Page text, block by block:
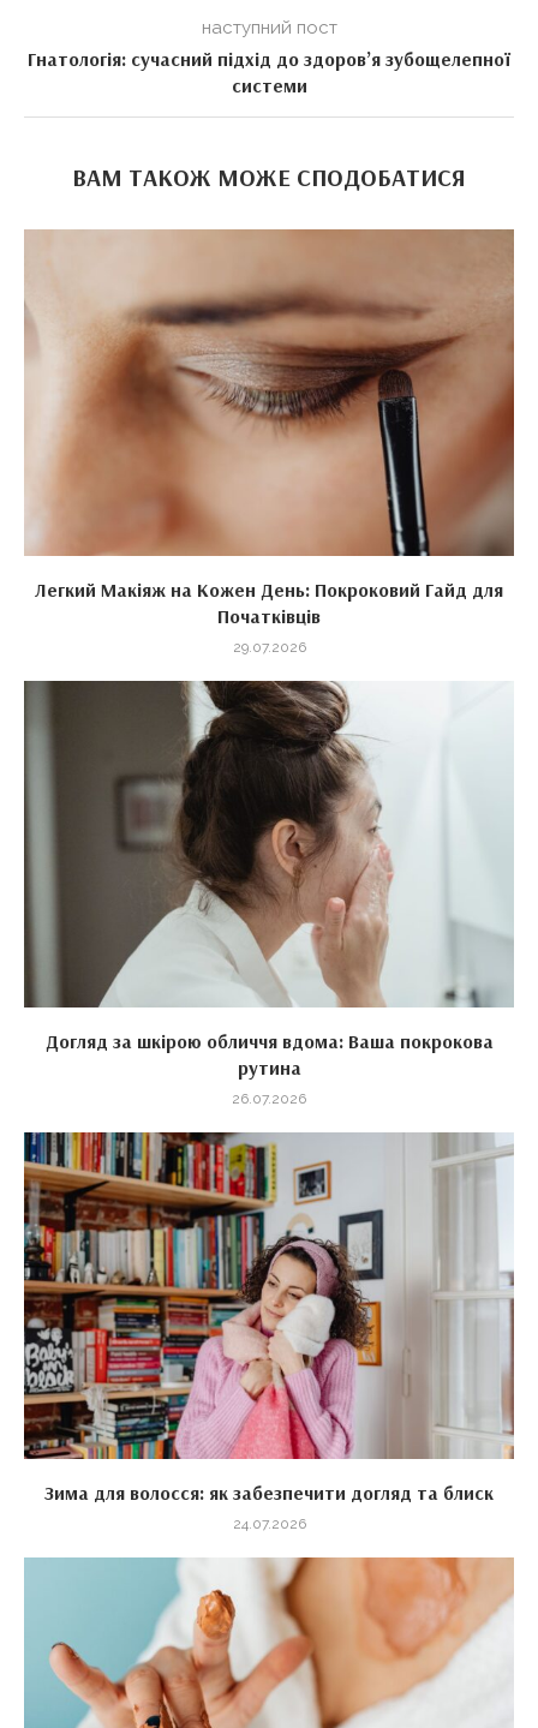
наступний пост
Гнатологія: сучасний підхід до здоров’я зубощелепної
системи
ВАМ ТАКОЖ МОЖЕ СПОДОБАТИСЯ
Легкий Макіяж на Кожен День: Покроковий Гайд для
Початківців
29.07.2026
Догляд за шкірою обличчя вдома: Ваша покрокова
рутина
26.07.2026
Зима для волосся: як забезпечити догляд та блиск
24.07.2026